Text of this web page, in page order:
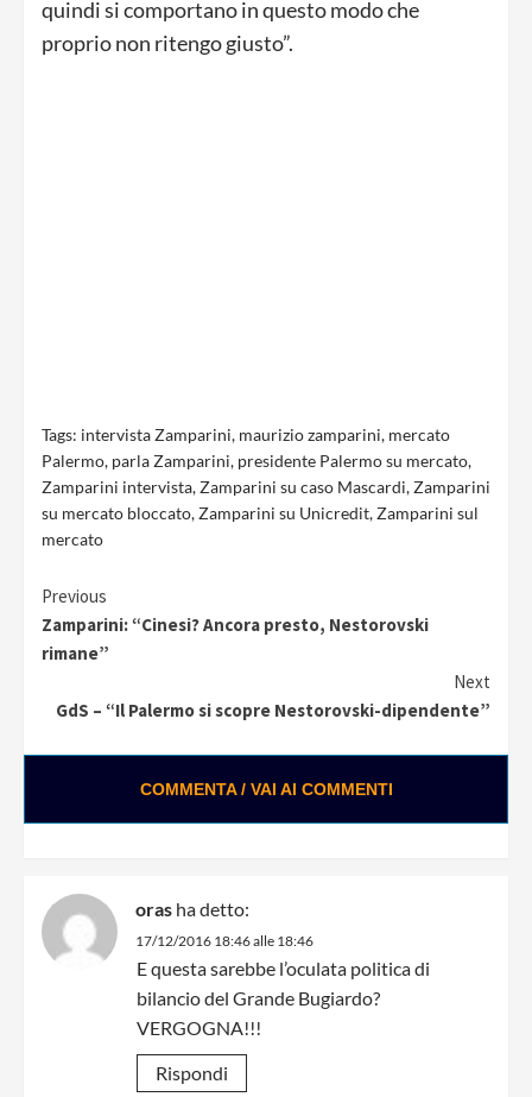
quindi si comportano in questo modo che
proprio non ritengo giusto”.
Tags: intervista Zamparini, maurizio zamparini, mercato
Palermo, parla Zamparini, presidente Palermo su mercato,
Zamparini intervista,Zamparini su caso Mascardi,Zamparini
su mercato bloccato,Zamparini su Unicredit,Zamparini sul
mercato
Continue
Reading
Previous
Zamparini: “Cinesi? Ancora presto, Nestorovski
rimane”
Next
GdS – “Il Palermo si scopre Nestorovski-dipendente”
COMMENTA / VAI AI COMMENTI
oras ha detto:
17/12/2016 18:46 alle 18:46
E questa sarebbe l’oculata politica di
bilancio del Grande Bugiardo?
VERGOGNA!!!
Rispondi